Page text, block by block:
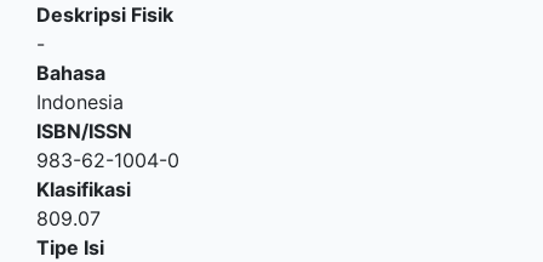
Deskripsi Fisik
-
Bahasa
Indonesia
ISBN/ISSN
983-62-1004-0
Klasifikasi
809.07
Tipe Isi